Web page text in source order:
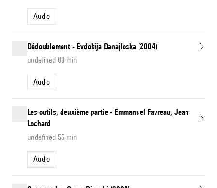
Audio
Dédoublement - Evdokija Danajloska (2004)
undefined 08 min
Audio
Les outils, deuxième partie - Emmanuel Favreau, Jean
Lochard
undefined 55 min
Audio